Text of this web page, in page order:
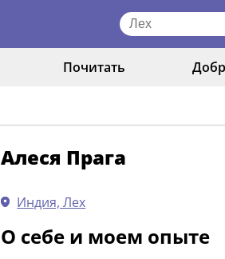
Почитать
Алеся Прага
Индия, Лех
О себе и моем опыте